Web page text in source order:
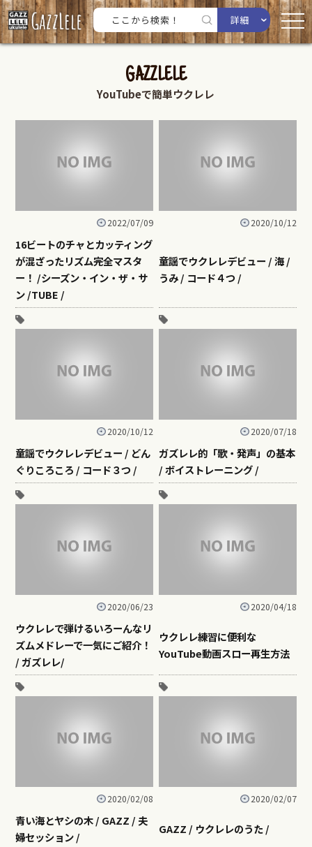
詳細
GAZZLELE
YouTubeで簡単ウクレレ
2022/07/09
16ビートのチャとカッティング
が混ざったリズム完全マスタ
ー！ /シーズン・イン・ザ・サ
ン /TUBE /
2020/10/12
童謡でウクレレデビュー / 海 /
うみ / コード４つ /
2020/10/12
童謡でウクレレデビュー / どん
ぐりころころ / コード３つ /
2020/07/18
ガズレレ的「歌・発声」の基本
/ ボイストレーニング /
2020/06/23
ウクレレで弾けるいろーんなリ
ズムメドレーで一気にご紹介！
/ ガズレレ/
2020/04/18
ウクレレ練習に便利な
YouTube動画スロー再生方法
2020/02/08
青い海とヤシの木 / GAZZ / 夫
婦セッション /
2020/02/07
GAZZ / ウクレレのうた /